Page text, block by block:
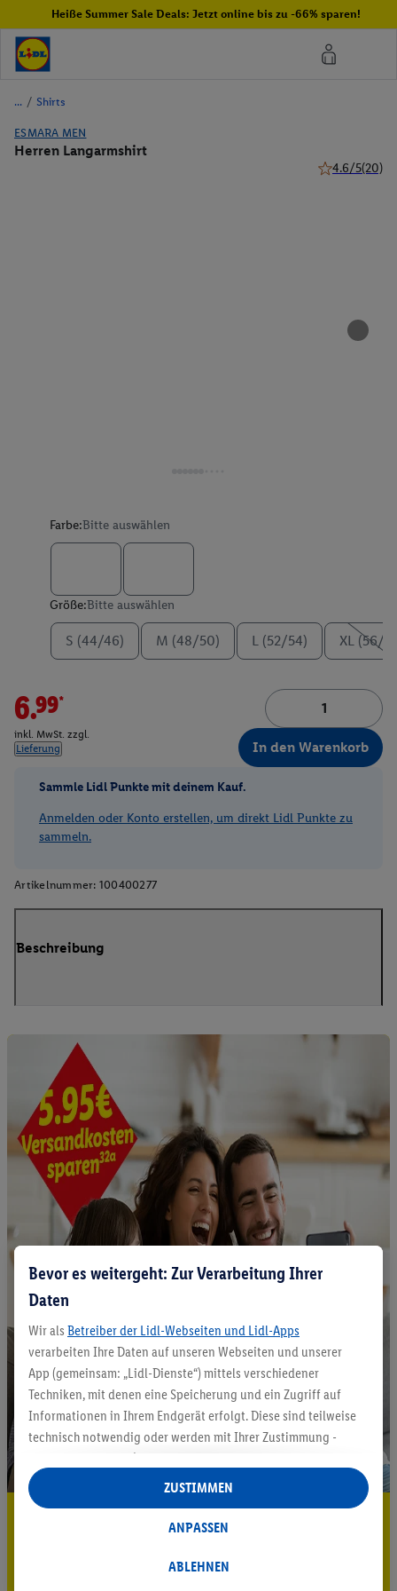
Heiße Summer Sale Deals: Jetzt online bis zu -66% sparen!
/ Shirts
ESMARA MEN
Herren Langarmshirt
4.6/5(20)
Farbe:Bitte auswählen
Größe:Bitte auswählen
S (44/46) M (48/50) L (52/54) XL (56/
6.99*
inkl. MwSt. zzgl.
Lieferung
In den Warenkorb
Sammle Lidl Punkte mit deinem Kauf.
Anmelden oder Konto erstellen, um direkt Lidl Punkte zu
sammeln.
Artikelnummer: 100400277
Beschreibung
5.95 € Versand sparen³²ᵃ
Bevor es weitergeht: Zur Verarbeitung Ihrer
Daten
Wir als Betreiber der Lidl-Webseiten und Lidl-Apps
verarbeiten Ihre Daten auf unseren Webseiten und unserer
App (gemeinsam: „Lidl-Dienste“) mittels verschiedener
Techniken, mit denen eine Speicherung und ein Zugriff auf
Informationen in Ihrem Endgerät erfolgt. Diese sind teilweise
technisch notwendig oder werden mit Ihrer Zustimmung -
auch durch Partner (u.a.
Verantwortliche; im Zusammenhang mit dem IAB TCF
insgesamt
Statistik-Erstellung oder für personalisierte Werbung
Datenverarbeitungen für personalisierte Werbung werden
ABLEHNEN
ANPASSEN
ZUSTIMMEN